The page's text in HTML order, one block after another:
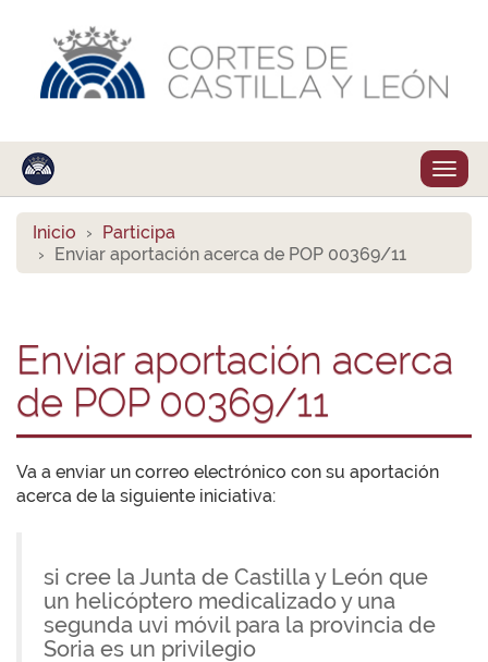
Inicio
Participa
Enviar aportación acerca de POP 00369/11
Enviar aportación acerca
de POP 00369/11
Va a enviar un correo electrónico con su aportación
acerca de la siguiente iniciativa:
si cree la Junta de Castilla y León que
un helicóptero medicalizado y una
segunda uvi móvil para la provincia de
Soria es un privilegio